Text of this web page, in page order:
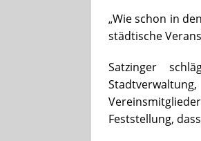
„Wie schon in
städtische
Satzinger
Feststellung,